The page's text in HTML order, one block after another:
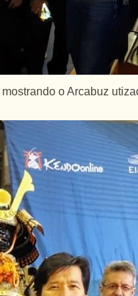
mostrando o Arcabuz